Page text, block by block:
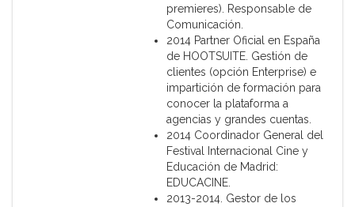
premieres). Responsable de
Comunicación.
2014 Partner Oficial en España
de HOOTSUITE. Gestión de
clientes (opción Enterprise) e
impartición de formación para
conocer la plataforma a
agencias y grandes cuentas.
2014 Coordinador General del
Festival Internacional Cine y
Educación de Madrid:
EDUCACINE.
2013-2014. Gestor de los